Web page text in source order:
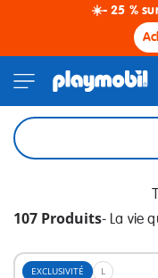
☀️- 25 %
107 Produits- La vie
EXCLUSIVITÉ L